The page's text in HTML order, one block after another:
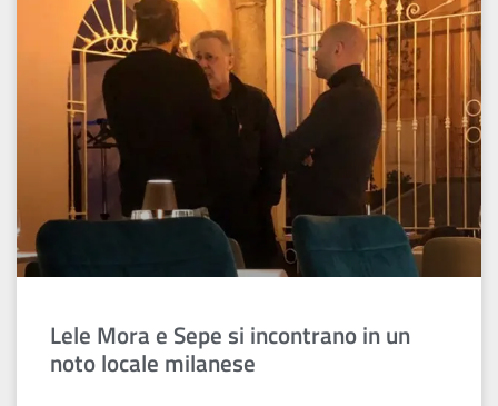
Lele Mora e Sepe si incontrano in un
noto locale milanese